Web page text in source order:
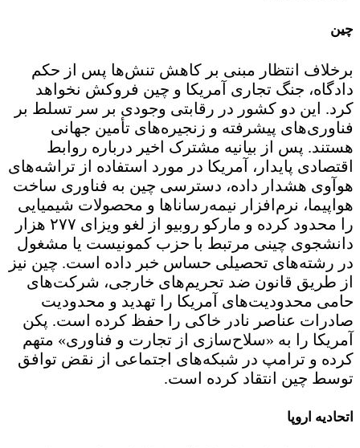
چین
برخلاف انتظار مبنی بر کاهش تنش‌ها پس از حکم
دادگاه، جنگ تجاری آمریکا و چین فروکش نخواهد
کرد. این دو کشور در رقابتی وجودی بر سر تسلط بر
فناوری‌های پیشرفته و زنجیره‌های تأمین جهانی
هستند. پس از بیانیه مشترک اخیر درباره روابط
اقتصادی پایدار، آمریکا در مورد استفاده از تراشه‌های
هوآوی هشدار داده، دسترسی چین به فناوری ساخت
هواپیما، نرم‌افزار نیمه‌رساناها و محصولات شیمیایی
را محدود کرده و مارکو روبیو از لغو ویزای ۲۷۷ هزار
دانشجوی چینی مرتبط با حزب کمونیست یا مشغول
در رشته‌های تحصیلی حساس خبر داده است. چین نیز
از طریق قانون ضد تحریم‌های خارجی، شرکت‌های
حامی محدودیت‌های آمریکا را تهدید و محدودیت
صادرات عناصر نادر خاکی را حفظ کرده است. پکن
آمریکا را به «سلاح‌سازی از تجارت و فناوری» متهم
کرده و ترامپ در شبکه‌های اجتماعی از نقض توافق
توسط چین انتقاد کرده است.
اتحادیه اروپا